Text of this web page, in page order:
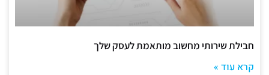
חבילת שירותי מחשוב מותאמת לעסק שלך
קרא עוד »